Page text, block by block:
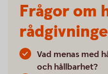
Frågor om
Vad menas med
och hållbarhet?